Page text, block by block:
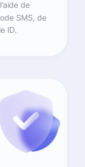
de
SMS, de
ID.